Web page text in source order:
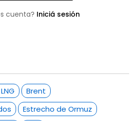
cuenta? Iniciá sesión
Brent
Estrecho de Ormuz